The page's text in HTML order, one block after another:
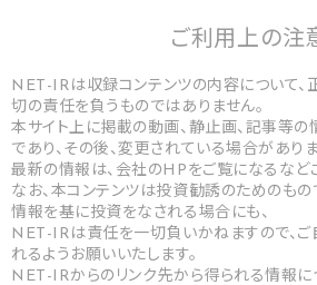
ご利用上の注
NET-IRは収録コンテンツの内容について、
切の責任を負うものではありません。
本サイト上に掲載の動画、静止画、記事等の
であり、その後、変更されている場合がありま
最新の情報は、会社のHPをご覧になるなど
なお、本コンテンツは投資勧誘のためのもの
情報を基に投資をなされる場合にも、
NET-IRは責任を一切負いかねますので、
れるようお願いいたします。
NET-IRからのリンク先から得られる情報に